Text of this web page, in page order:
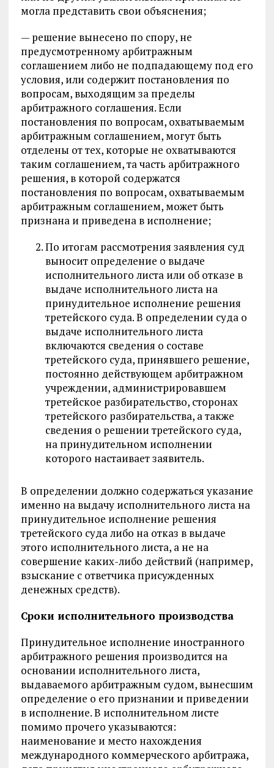
могла представить свои объяснения;
— решение вынесено по спору, не
предусмотренному арбитражным
соглашением либо не подпадающему под его
условия, или содержит постановления по
вопросам, выходящим за пределы
арбитражного соглашения. Если
постановления по вопросам, охватываемым
арбитражным соглашением, могут быть
отделены от тех, которые не охватываются
таким соглашением, та часть арбитражного
решения, в которой содержатся
постановления по вопросам, охватываемым
арбитражным соглашением, может быть
признана и приведена в исполнение;
По итогам рассмотрения заявления суд
выносит определение о выдаче
исполнительного листа или об отказе в
выдаче исполнительного листа на
принудительное исполнение решения
третейского суда. В определении суда о
выдаче исполнительного листа
включаются сведения о составе
третейского суда, принявшего решение,
постоянно действующем арбитражном
учреждении, администрировавшем
третейское разбирательство, сторонах
третейского разбирательства, а также
сведения о решении третейского суда,
на принудительном исполнении
которого настаивает заявитель.
В определении должно содержаться указание
именно на выдачу исполнительного листа на
принудительное исполнение решения
третейского суда либо на отказ в выдаче
этого исполнительного листа, а не на
совершение каких-либо действий (например,
взыскание с ответчика присужденных
денежных средств).
Сроки исполнительного производства
Принудительное исполнение иностранного
арбитражного решения производится на
основании исполнительного листа,
выдаваемого арбитражным судом, вынесшим
определение о его признании и приведении
в исполнение. В исполнительном листе
помимо прочего указываются:
наименование и место нахождения
международного коммерческого арбитража,